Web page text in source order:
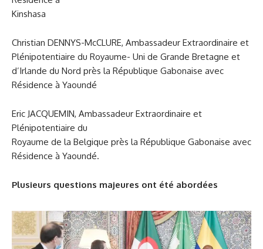
Kinshasa
Christian DENNYS-McCLURE, Ambassadeur Extraordinaire et
Plénipotentiaire du Royaume- Uni de Grande Bretagne et
d’Irlande du Nord près la République Gabonaise avec
Résidence à Yaoundé
Eric JACQUEMIN, Ambassadeur Extraordinaire et
Plénipotentiaire du
Royaume de la Belgique près la République Gabonaise avec
Résidence à Yaoundé.
Plusieurs questions majeures ont été abordées